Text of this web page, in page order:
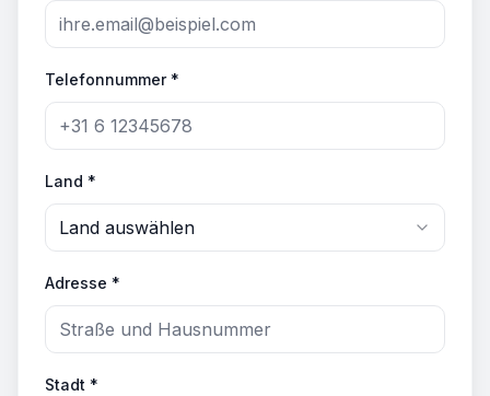
Telefonnummer *
Land *
Land auswählen
Adresse *
Stadt *